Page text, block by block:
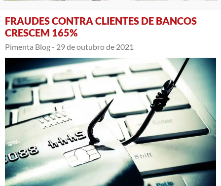
FRAUDES CONTRA CLIENTES DE BANCOS
CRESCEM 165%
Pimenta Blog - 29 de outubro de 2021